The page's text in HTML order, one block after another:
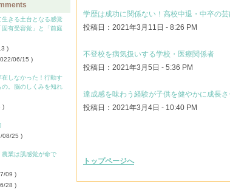
きる土台となる感覚
有受容覚」と「前庭
)
06/15 )
在しなかった！行動す
。脳のしくみを知れ
)
08/25 )
農業は肌感覚が命で
09 )
28 )
学歴は成功に関係ない！高校中退・中卒の
投稿日：2021年3月11日 - 8:26 PM
不登校を病気扱いする学校・医療関係者
投稿日：2021年3月5日 - 5:36 PM
達成感を味わう経験が子供を健やかに成長さ
投稿日：2021年3月4日 - 10:40 PM
トップページへ